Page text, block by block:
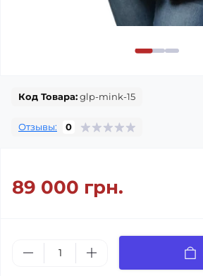
Код Товара:glp-mink-15
Отзывы: 0
89 000 грн.